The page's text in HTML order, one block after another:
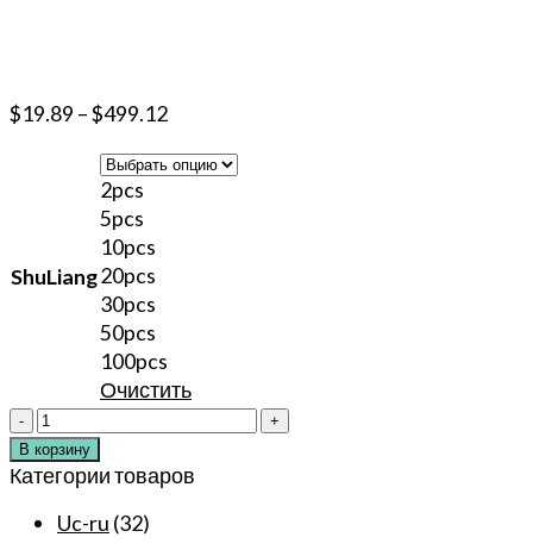
$19.89 –$499.12
ShuLiang
2pcs
5pcs
10pcs
20pcs
30pcs
50pcs
100pcs
Очистить
Количество
товара
40%
крем
В корзину
Категории товаров
Uc-ru (32)